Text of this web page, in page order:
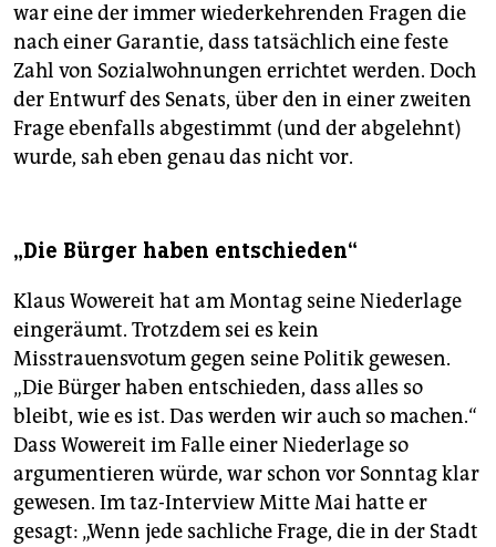
war eine der immer wiederkehrenden Fragen die
nach einer Garantie, dass tatsächlich eine feste
Zahl von Sozialwohnungen errichtet werden. Doch
der Entwurf des Senats, über den in einer zweiten
Frage ebenfalls abgestimmt (und der abgelehnt)
wurde, sah eben genau das nicht vor.
„Die Bürger haben entschieden“
Klaus Wowereit hat am Montag seine Niederlage
eingeräumt. Trotzdem sei es kein
Misstrauensvotum gegen seine Politik gewesen.
„Die Bürger haben entschieden, dass alles so
bleibt, wie es ist. Das werden wir auch so machen.“
Dass Wowereit im Falle einer Niederlage so
argumentieren würde, war schon vor Sonntag klar
gewesen. Im taz-Interview Mitte Mai hatte er
gesagt: „Wenn jede sachliche Frage, die in der Stadt